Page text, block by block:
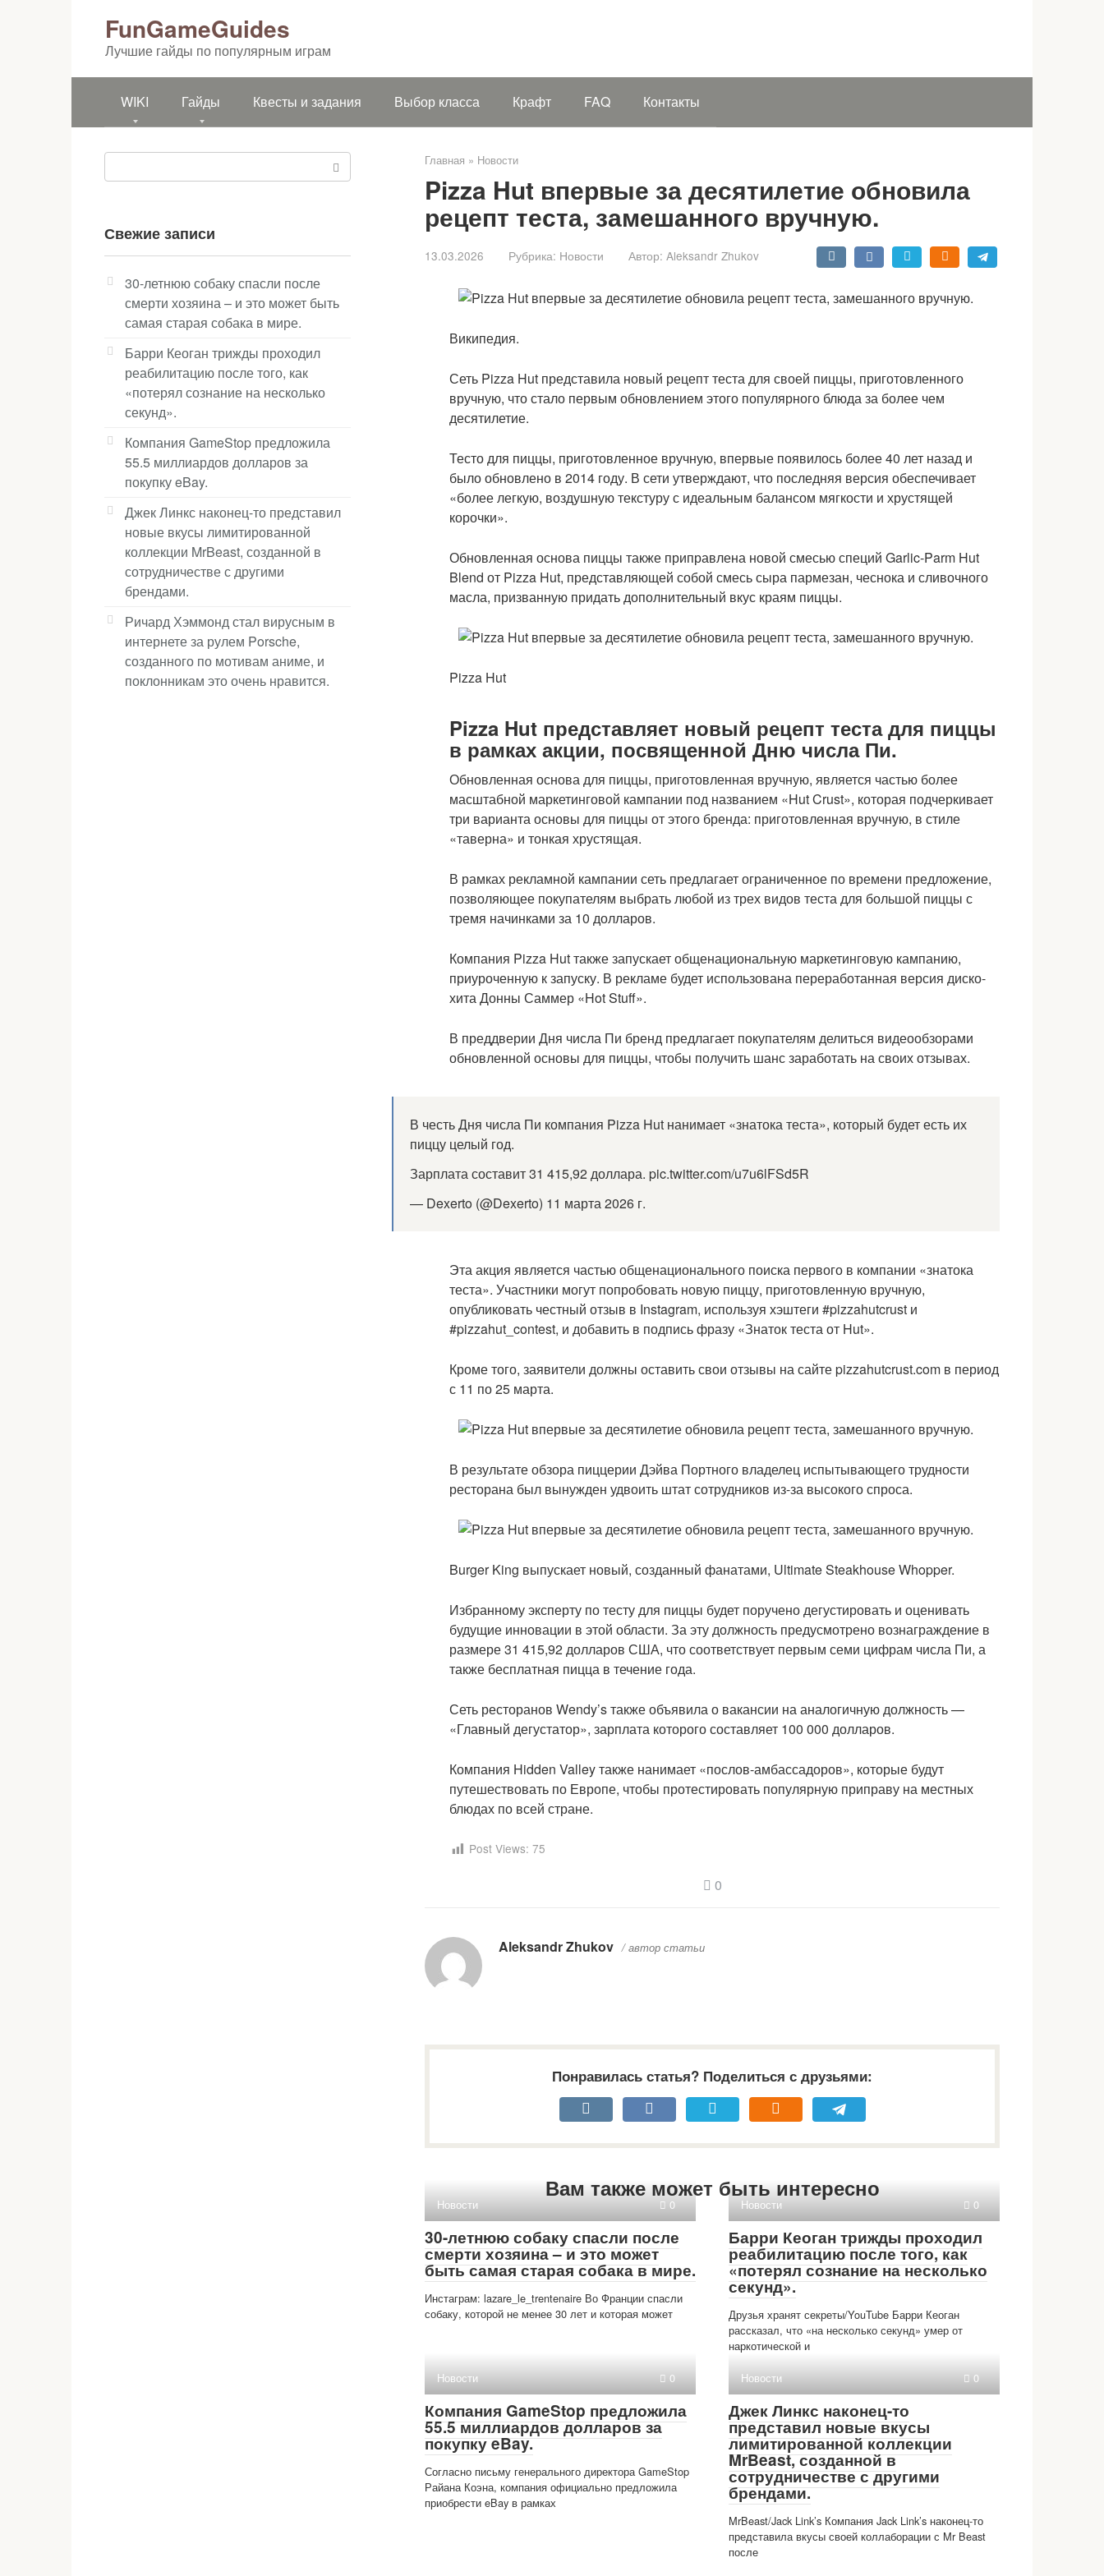
FunGameGuides
Лучшие гайды по популярным играм
WIKI Гайды Квесты и задания Выбор класса Крафт FAQ Контакты
Главная » Новости
Pizza Hut впервые за десятилетие обновила
рецепт теста, замешанного вручную.
13.03.2026 Рубрика: Новости Автор: Aleksandr Zhukov
Википедия.
Сеть Pizza Hut представила новый рецепт теста для своей пиццы, приготовленного
вручную, что стало первым обновлением этого популярного блюда за более чем
десятилетие.
Тесто для пиццы, приготовленное вручную, впервые появилось более 40 лет назад и
было обновлено в 2014 году. В сети утверждают, что последняя версия обеспечивает
«более легкую, воздушную текстуру с идеальным балансом мягкости и хрустящей
корочки».
Обновленная основа пиццы также приправлена ​​новой смесью специй Garlic-Parm Hut
Blend от Pizza Hut, представляющей собой смесь сыра пармезан, чеснока и сливочного
масла, призванную придать дополнительный вкус краям пиццы.
Pizza Hut
Pizza Hut представляет новый рецепт теста для пиццы
в рамках акции, посвященной Дню числа Пи.
Обновленная основа для пиццы, приготовленная вручную, является частью более
масштабной маркетинговой кампании под названием «Hut Crust», которая подчеркивает
три варианта основы для пиццы от этого бренда: приготовленная вручную, в стиле
«таверна» и тонкая хрустящая.
В рамках рекламной кампании сеть предлагает ограниченное по времени предложение,
позволяющее покупателям выбрать любой из трех видов теста для большой пиццы с
тремя начинками за 10 долларов.
Компания Pizza Hut также запускает общенациональную маркетинговую кампанию,
приуроченную к запуску. В рекламе будет использована переработанная версия диско-
хита Донны Саммер «Hot Stuff».
В преддверии Дня числа Пи бренд предлагает покупателям делиться видеообзорами
обновленной основы для пиццы, чтобы получить шанс заработать на своих отзывах.
В честь Дня числа Пи компания Pizza Hut нанимает «знатока теста», который будет есть их
пиццу целый год.
Зарплата составит 31 415,92 доллара. pic.twitter.com/u7u6lFSd5R
— Dexerto (@Dexerto) 11 марта 2026 г.
Эта акция является частью общенационального поиска первого в компании «знатока
теста». Участники могут попробовать новую пиццу, приготовленную вручную,
опубликовать честный отзыв в Instagram, используя хэштеги #pizzahutcrust и
#pizzahut_contest, и добавить в подпись фразу «Знаток теста от Hut».
Кроме того, заявители должны оставить свои отзывы на сайте pizzahutcrust.com в период
с 11 по 25 марта.
В результате обзора пиццерии Дэйва Портного владелец испытывающего трудности
ресторана был вынужден удвоить штат сотрудников из-за высокого спроса.
Burger King выпускает новый, созданный фанатами, Ultimate Steakhouse Whopper.
Избранному эксперту по тесту для пиццы будет поручено дегустировать и оценивать
будущие инновации в этой области. За эту должность предусмотрено вознаграждение в
размере 31 415,92 долларов США, что соответствует первым семи цифрам числа Пи, а
также бесплатная пицца в течение года.
Сеть ресторанов Wendy’s также объявила о вакансии на аналогичную должность —
«Главный дегустатор», зарплата которого составляет 100 000 долларов.
Компания Hidden Valley также нанимает «послов-амбассадоров», которые будут
путешествовать по Европе, чтобы протестировать популярную приправу на местных
блюдах по всей стране.
Post Views: 75
0
Aleksandr Zhukov / автор статьи
Понравилась статья? Поделиться с друзьями:
Вам также может быть интересно
Новости 0
30-летнюю собаку спасли после
смерти хозяина – и это может
быть самая старая собака в мире.
Инстаграм: lazare_le_trentenaire Во Франции спасли
собаку, которой не менее 30 лет и которая может
Новости 0
Барри Кеоган трижды проходил
реабилитацию после того, как
«потерял сознание на несколько
секунд».
Друзья хранят секреты/YouTube Барри Кеоган
рассказал, что «на несколько секунд» умер от
наркотической и
Новости 0
Компания GameStop предложила
55.5 миллиардов долларов за
покупку eBay.
Согласно письму генерального директора GameStop
Райана Коэна, компания официально предложила
приобрести eBay в рамках
Новости 0
Джек Линкс наконец-то
представил новые вкусы
лимитированной коллекции
MrBeast, созданной в
сотрудничестве с другими
брендами.
MrBeast/Jack Link’s Компания Jack Link’s наконец-то
представила вкусы своей коллаборации с Mr Beast
после
Поиск:
Свежие записи
30-летнюю собаку спасли после
смерти хозяина – и это может быть
самая старая собака в мире.
Барри Кеоган трижды проходил
реабилитацию после того, как
«потерял сознание на несколько
секунд».
Компания GameStop предложила
55.5 миллиардов долларов за
покупку eBay.
Джек Линкс наконец-то представил
новые вкусы лимитированной
коллекции MrBeast, созданной в
сотрудничестве с другими
брендами.
Ричард Хэммонд стал вирусным в
интернете за рулем Porsche,
созданного по мотивам аниме, и
поклонникам это очень нравится.